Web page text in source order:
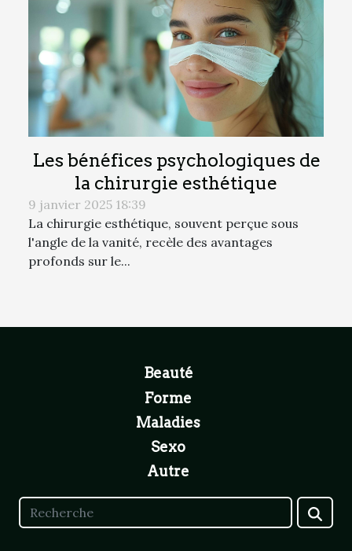
Les bénéfices psychologiques de
la chirurgie esthétique
9 janvier 2025 18:39
La chirurgie esthétique, souvent perçue sous
l'angle de la vanité, recèle des avantages
profonds sur le...
Beauté
Forme
Maladies
Sexo
Autre